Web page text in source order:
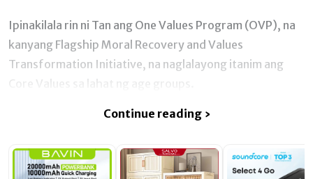
Ipinakilala rin ni Tan ang One Values Program (OVP), na
kanyang Flagship Moral Recovery and Values
Transformation Initiative, na naglalayong itanim ang
Core Values sa lahat ng age groups.
Continue reading ›